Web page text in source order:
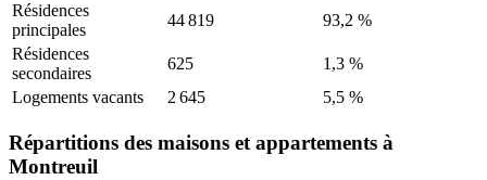
Résidences
principales
44 819
93,2 %
Résidences
secondaires
625
1,3 %
Logements vacants
2 645 5,5 %
Répartitions des maisons et appartements à
Montreuil